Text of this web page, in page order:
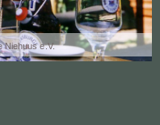
Niehuus e.V.